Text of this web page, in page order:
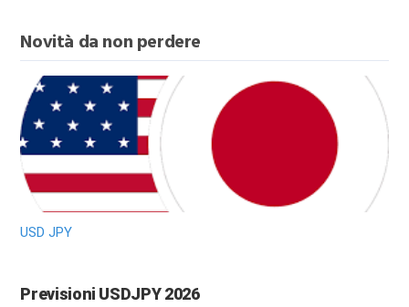
Novità da non perdere
USD JPY
Previsioni USDJPY 2026